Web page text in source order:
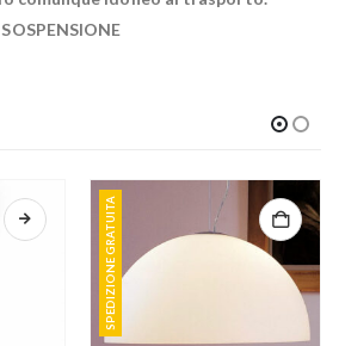
SPEDIZIONE GRATUITA